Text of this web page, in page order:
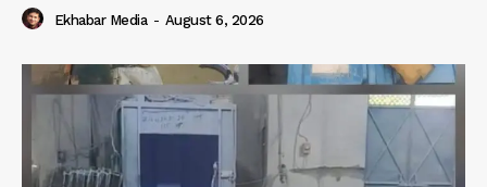
Ekhabar Media - August 6, 2026